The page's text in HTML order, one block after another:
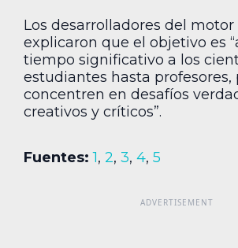
Los desarrolladores del motor
explicaron que el objetivo es
tiempo significativo a los
estudiantes hasta profesores,
concentren en desafíos
creativos y críticos”.
Fuentes: 1, 2, 3, 4, 5